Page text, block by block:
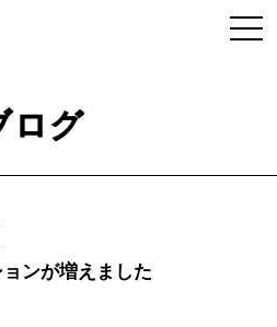
ログ
ンが増えました